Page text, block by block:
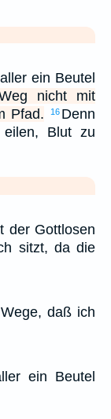
ein Beutel
nicht mit
Pfad.
16 Denn
Blut zu
der Gottlosen
sitzt, da die
daß ich
ein Beutel